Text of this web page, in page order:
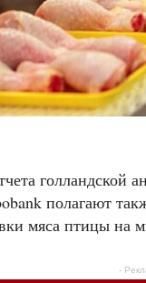
голландской
полагают
мяса птицы на
-